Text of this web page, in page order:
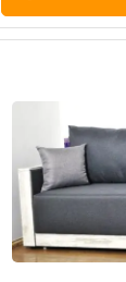
Купить в 1 клик